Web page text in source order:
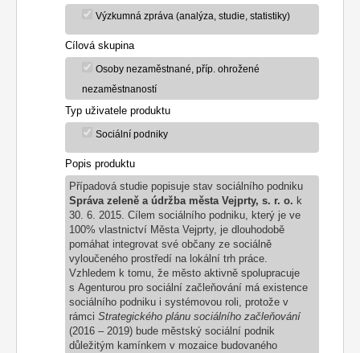
Výzkumná zpráva (analýza, studie, statistiky)
Cílová skupina
Osoby nezaměstnané, příp. ohrožené
nezaměstnaností
Typ uživatele produktu
Sociální podniky
Popis produktu
Případová studie popisuje stav sociálního podniku
Správa zeleně a údržba města Vejprty, s. r. o. k
30. 6. 2015. Cílem sociálního podniku, který je ve
100% vlastnictví Města Vejprty, je dlouhodobě
pomáhat integrovat své občany ze sociálně
vyloučeného prostředí na lokální trh práce.
Vzhledem k tomu, že město aktivně spolupracuje
s Agenturou pro sociální začleňování má existence
sociálního podniku i systémovou roli, protože v
rámci Strategického plánu sociálního začleňování
(2016 – 2019) bude městský sociální podnik
důležitým kamínkem v mozaice budovaného